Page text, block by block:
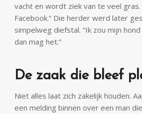
vacht en wordt ziek van te veel
Facebook.” Die herder werd later
simpelweg diefstal. “Ik zou mijn
dan mag het.”
De zaak die bleef
Niet alles laat zich zakelijk houden.
een melding binnen over een man